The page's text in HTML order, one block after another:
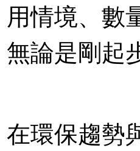
用情境、數
無論是剛起
在環保趨勢